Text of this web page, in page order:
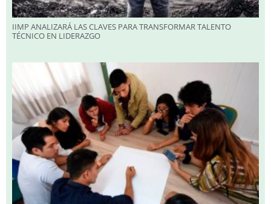
IIMP ANALIZARÁ LAS CLAVES PARA TRANSFORMAR TALENTO
TÉCNICO EN LIDERAZGO